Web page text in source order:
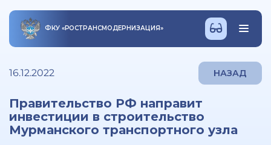
ФКУ «РОСТРАНСМОДЕРНИЗАЦИЯ»
16.12.2022 НАЗАД
Правительство РФ направит
инвестиции в строительство
Мурманского транспортного узла